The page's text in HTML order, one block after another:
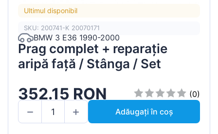
Ultimul disponibil
SKU: 200741-K 20070171
BMW 3 E36 1990-2000
Prag complet + reparație
aripă față / Stânga / Set
352.15 RON
(0)
Adăugați în coș